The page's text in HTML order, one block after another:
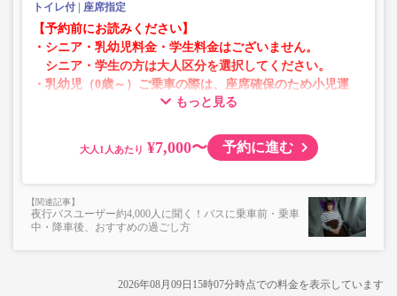
トイレ付 座席指定
【予約前にお読みください】
・シニア・乳幼児料金・学生料金はございません。
シニア・学生の方は大人区分を選択してください。
・乳幼児（0歳～）ご乗車の際は、座席確保のため小児運
賃での乗車券が必要です。
・AM1時～5時の間はシステムメンテナンスの為ご予約が
・在庫の状況はリアルタイムの表示ではございません。
※売り切れの場合でも残数が表示される場合がありま
す。
・一部取り扱いのない停留所がある場合がございます。
もっと見る
大人 ¥7,000〜 予約に進む
夜行バスユーザー約4,000人に聞く！バスに乗車前・乗車
中・降車後、おすすめの過ごし方
2026年08月09日15時07分時点での料金を表示しています